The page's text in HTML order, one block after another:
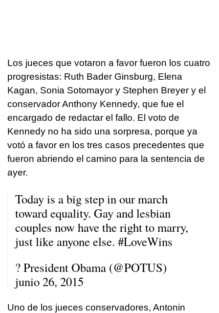
Los jueces que votaron a favor fueron los cuatro
progresistas: Ruth Bader Ginsburg, Elena
Kagan, Sonia Sotomayor y Stephen Breyer y el
conservador Anthony Kennedy, que fue el
encargado de redactar el fallo. El voto de
Kennedy no ha sido una sorpresa, porque ya
votó a favor en los tres casos precedentes que
fueron abriendo el camino para la sentencia de
ayer.
Today is a big step in our march
toward equality. Gay and lesbian
couples now have the right to marry,
just like anyone else. #LoveWins
? President Obama (@POTUS)
junio 26, 2015
Uno de los jueces conservadores, Antonin